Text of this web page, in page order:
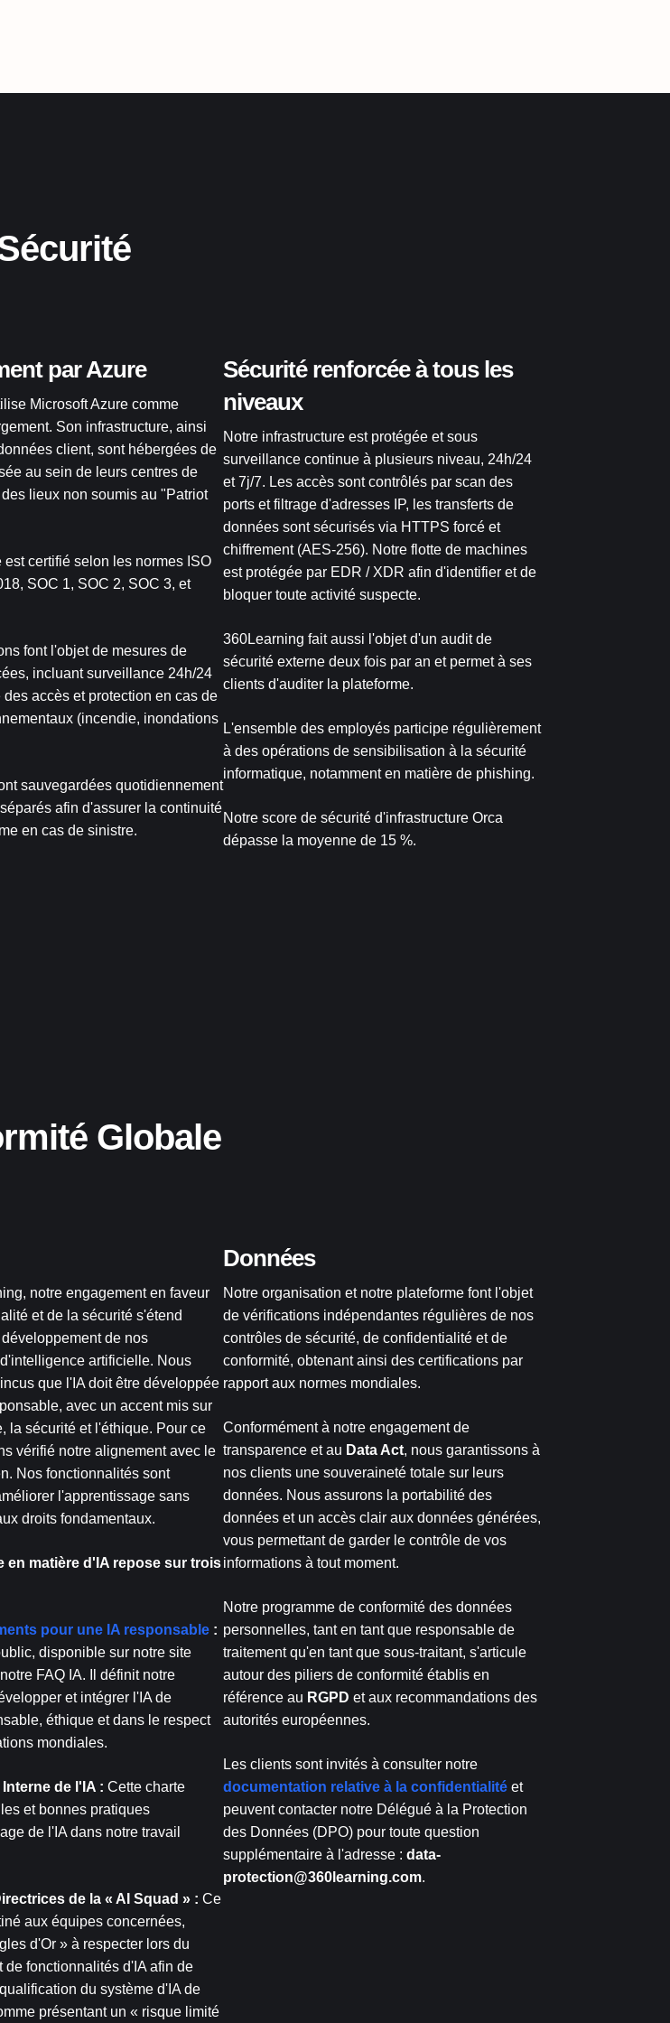
par Azure
Microsoft Azure comme
Son infrastructure, ainsi
client, sont hébergées de
au sein de leurs centres de
lieux non soumis au "Patriot
est certifié selon les normes ISO
SOC 1, SOC 2, SOC 3, et
font l'objet de mesures de
incluant surveillance 24h/24
des accès et protection en cas de
(incendie, inondations
sauvegardées quotidiennement
afin d'assurer la continuité
en cas de sinistre.
Sécurité renforcée à tous les
niveaux
Notre infrastructure est protégée et sous
surveillance continue à plusieurs niveau, 24h/24
et 7j/7. Les accès sont contrôlés par scan des
ports et filtrage d'adresses IP, les transferts de
données sont sécurisés via HTTPS forcé et
chiffrement (AES-256). Notre flotte de machines
est protégée par EDR / XDR afin d'identifier et de
bloquer toute activité suspecte.
360Learning fait aussi l'objet d'un audit de
sécurité externe deux fois par an et permet à ses
clients d'auditer la plateforme.
L'ensemble des employés participe régulièrement
à des opérations de sensibilisation à la sécurité
informatique, notamment en matière de phishing.
Notre score de sécurité d'infrastructure Orca
dépasse la moyenne de 15 %.
Globale
notre engagement en faveur
et de la sécurité s'étend
de nos
artificielle. Nous
que l'IA doit être développée
avec un accent mis sur
la sécurité et l'éthique. Pour ce
vérifié notre alignement avec le
Nos fonctionnalités sont
l'apprentissage sans
droits fondamentaux.
en matière d'IA repose sur trois
pour une IA responsable:
disponible sur notre site
FAQ IA. Il définit notre
et intégrer l'IA de
éthique et dans le respect
mondiales.
de l'IA : Cette charte
et bonnes pratiques
de l'IA dans notre travail
de la « AI Squad » : Ce
aux équipes concernées,
d'Or » à respecter lors du
de fonctionnalités d'IA afin de
du système d'IA de
présentant un « risque limité
Données
Notre organisation et notre plateforme font l'objet
de vérifications indépendantes régulières de nos
contrôles de sécurité, de confidentialité et de
conformité, obtenant ainsi des certifications par
rapport aux normes mondiales.
Conformément à notre engagement de
transparence et au Data Act, nous garantissons à
nos clients une souveraineté totale sur leurs
données. Nous assurons la portabilité des
données et un accès clair aux données générées,
vous permettant de garder le contrôle de vos
informations à tout moment.
Notre programme de conformité des données
personnelles, tant en tant que responsable de
traitement qu'en tant que sous-traitant, s'articule
autour des piliers de conformité établis en
référence au RGPD et aux recommandations des
autorités européennes.
Les clients sont invités à consulter notre
documentation relative à la confidentialité et
peuvent contacter notre Délégué à la Protection
des Données (DPO) pour toute question
supplémentaire à l'adresse :data-
protection@360learning.com.